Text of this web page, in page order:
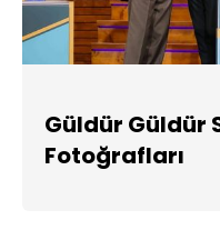
Güldür Güldür
Fotoğrafları